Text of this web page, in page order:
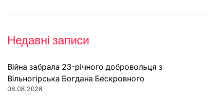
Недавні записи
Війна забрала 23-річного добровольця з
Вільногірська Богдана Бескровного
08.08.2026